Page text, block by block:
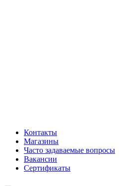
Контакты
Магазины
Часто задаваемые вопросы
Вакансии
Сертификаты